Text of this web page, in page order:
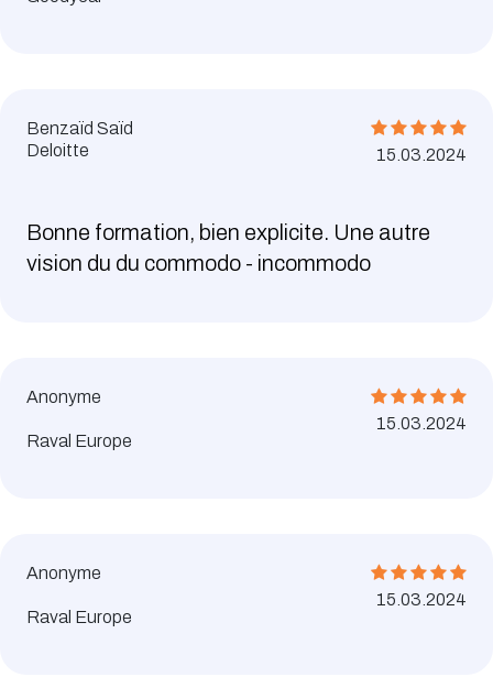
Benzaïd Saïd
Deloitte
15.03.2024
Bonne formation, bien explicite. Une autre
vision du du commodo - incommodo
Anonyme
Raval Europe
15.03.2024
Anonyme
Raval Europe
15.03.2024